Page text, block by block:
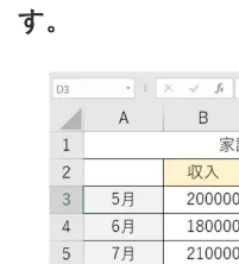
す。